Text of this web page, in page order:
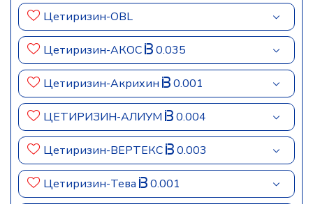
Цетиризин-OBL
Цетиризин-АКОС 0.035
Цетиризин-Акрихин 0.001
ЦЕТИРИЗИН-АЛИУМ 0.004
Цетиризин-ВЕРТЕКС 0.003
Цетиризин-Тева 0.001